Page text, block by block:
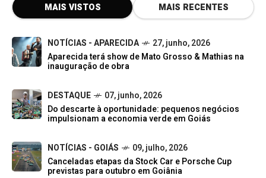
MAIS VISTOS MAIS RECENTES
NOTÍCIAS - APARECIDA
27, junho, 2026
Aparecida terá show de Mato Grosso & Mathias na
inauguração de obra
DESTAQUE
07, junho, 2026
Do descarte à oportunidade: pequenos negócios
impulsionam a economia verde em Goiás
NOTÍCIAS - GOIÁS
09, julho, 2026
Canceladas etapas da Stock Car e Porsche Cup
previstas para outubro em Goiânia